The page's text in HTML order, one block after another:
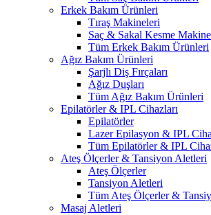
Erkek Bakım Ürünleri
Tıraş Makineleri
Saç & Sakal Kesme
Tüm Erkek Bakım Ürünleri
Ağız Bakım Ürünleri
Şarjlı Diş Fırçaları
Ağız Duşları
Tüm Ağız Bakım Ürünleri
Epilatörler & IPL Cihazları
Epilatörler
Lazer Epilasyon & IPL
Tüm Epilatörler & IPL
Ateş Ölçerler & Tansiyon Aletleri
Ateş Ölçerler
Tansiyon Aletleri
Tüm Ateş Ölçerler &
Masaj Aletleri